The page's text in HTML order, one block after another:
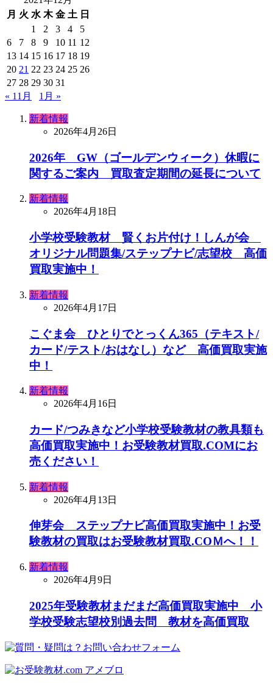
月 火 水 木 金 土 日
1
2 3 4
5
6
7 8 9 10 11 12
13 14 15 16 17 18 19
20 21 22 23 24 25 26
27 28 29 30 31
« 11月
1月 »
新着情報
2026年4月26日
2026年 GW（ゴールデンウィーク）休暇に
関するご案内 買取査定期間の延長について
新着情報
2026年4月18日
小学校受験教材 賢くお片付け！しんが会
オリジナル問題集/ステップナビ/志望校 高価
買取実施中！
新着情報
2026年4月17日
こぐま会 ひとりでとっくん365（テキスト/
カード/テスト/おはなし）など 高価買取実施
中！
新着情報
2026年4月16日
カード/つみきなど小学校受験教材の教具類も
高価買取実施中！お受験教材買取.COMにお
売ください！
新着情報
2026年4月13日
伸芽会 ステップナビ高価買取実施中！お受
験教材の買取はお受験教材買取.COＭへ！！
新着情報
2026年4月9日
2025年受験教材まだまだ高価買取実施中 小
学校受験志望校別過去問 教材を高価買取